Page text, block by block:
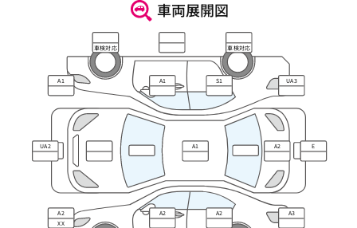
車両展開図
車検対応 車検対応
A1 A1 S1 UA3
UA2 A1 A2 E
A2
XX
A2 A2 A3